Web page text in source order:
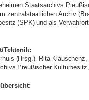
Staatsarchivs
zentralstaatlichen Archiv
(SPK) und als
Tektonik:
(Hrsg.), Rita
Preußischer